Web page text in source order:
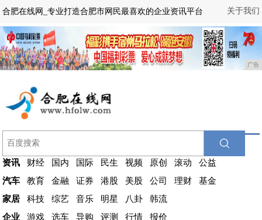
关于我们
合肥在线网_专业打造合肥市网民最喜欢的企业资讯平台
广告
资讯 财经 国内 国际 民生 视频 原创 滚动
公益
汽车
教育 金融 证券 港股 美股 公司 理财
基金
家居
科技 综艺 音乐 明星 八卦
韩流
企业
游戏 选车 导购 评测 行情
报价